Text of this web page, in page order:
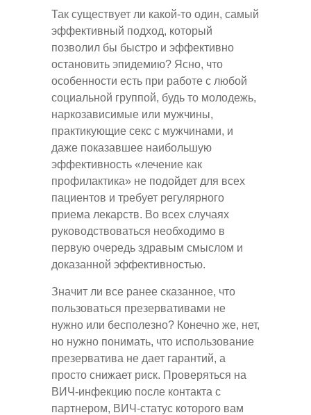
Так существует ли какой-то один, самый
эффективный подход, который
позволил бы быстро и эффективно
остановить эпидемию? Ясно, что
особенности есть при работе с любой
социальной группой, будь то молодежь,
наркозависимые или мужчины,
практикующие секс с мужчинами, и
даже показавшее наибольшую
эффективность «лечение как
профилактика» не подойдет для всех
пациентов и требует регулярного
приема лекарств. Во всех случаях
руководствоваться необходимо в
первую очередь здравым смыслом и
доказанной эффективностью.
Значит ли все ранее сказанное, что
пользоваться презервативами не
нужно или бесполезно? Конечно же, нет,
но нужно понимать, что использование
презерватива не дает гарантий, а
просто снижает риск. Проверяться на
ВИЧ-инфекцию после контакта с
партнером, ВИЧ-статус которого вам